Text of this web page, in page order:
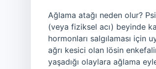
Ağlama atağı neden olur?
(veya fiziksel acı) beyinde
hormonları salgılaması için
ağrı kesici olan lösin
yaşadığı olaylara ağlama